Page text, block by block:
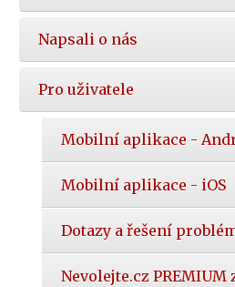
Napsali o nás
Pro uživatele
Mobilní aplikace -
Mobilní aplikace - iOS
Dotazy a řešení
Nevolejte.cz PREMIUM